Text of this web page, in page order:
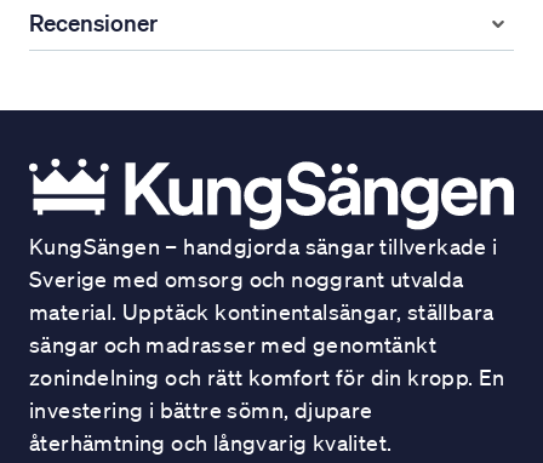
Recensioner
KungSängen – handgjorda sängar tillverkade i
Sverige med omsorg och noggrant utvalda
material. Upptäck kontinentalsängar, ställbara
sängar och madrasser med genomtänkt
zonindelning och rätt komfort för din kropp. En
investering i bättre sömn, djupare
återhämtning och långvarig kvalitet.